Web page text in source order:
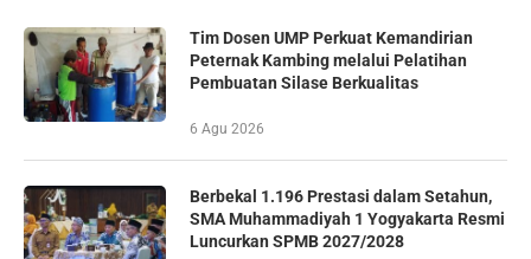
Tim Dosen UMP Perkuat Kemandirian
Peternak Kambing melalui Pelatihan
Pembuatan Silase Berkualitas
6 Agu 2026
Berbekal 1.196 Prestasi dalam Setahun,
SMA Muhammadiyah 1 Yogyakarta Resmi
Luncurkan SPMB 2027/2028